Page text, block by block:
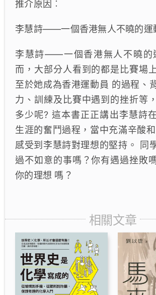
推介原因︰
李慧詩——一個香港無人不曉的運
李慧詩——一個香港無人不曉的
而，大部分人看到的都是比賽場
至於她成為香港運動員 的過程、
力、訓練及比賽中遇到的挫折等
多少呢? 這本書正正講出李慧詩
生涯的奮鬥過程，當中充滿辛酸
感受到李慧詩對理想的堅持。 同
過不如意的事嗎？你有遇過挫敗
你的理想 嗎？
相關文章